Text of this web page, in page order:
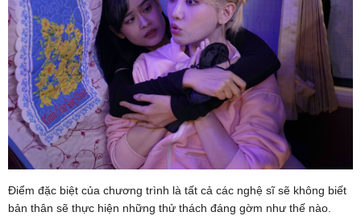
Điểm đặc biệt của chương trình là tất cả các nghệ sĩ sẽ không biết
bản thân sẽ thực hiện những thử thách đáng gờm như thế nào.